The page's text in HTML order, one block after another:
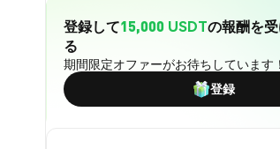
登録して15,000 USDTの報酬を
る
期間限定オファーがお待ちしています！
登録